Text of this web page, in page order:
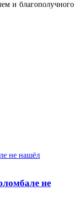
и благополучного
не